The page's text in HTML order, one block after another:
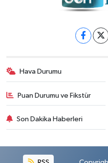
Hava Durumu
Puan Durumu ve Fikstür
Son Dakika Haberleri